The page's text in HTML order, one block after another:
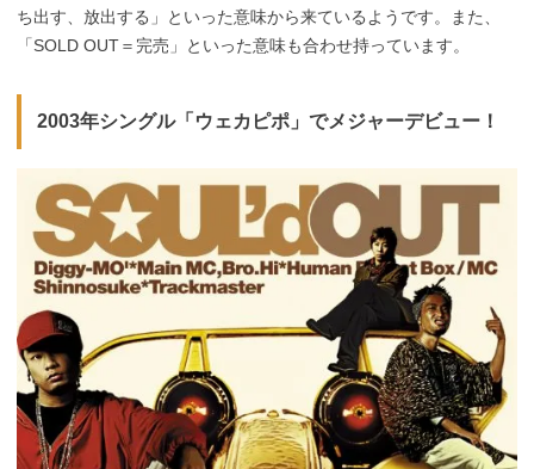
ち出す、放出する」といった意味から来ているようです。また、
「SOLD OUT＝完売」といった意味も合わせ持っています。
2003年シングル「ウェカピポ」でメジャーデビュー！